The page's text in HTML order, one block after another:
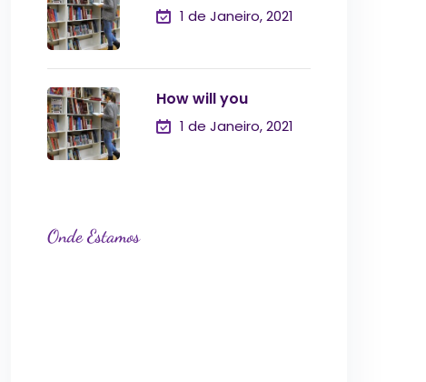
1 de Janeiro, 2021
How will you
1 de Janeiro, 2021
Onde Estamos